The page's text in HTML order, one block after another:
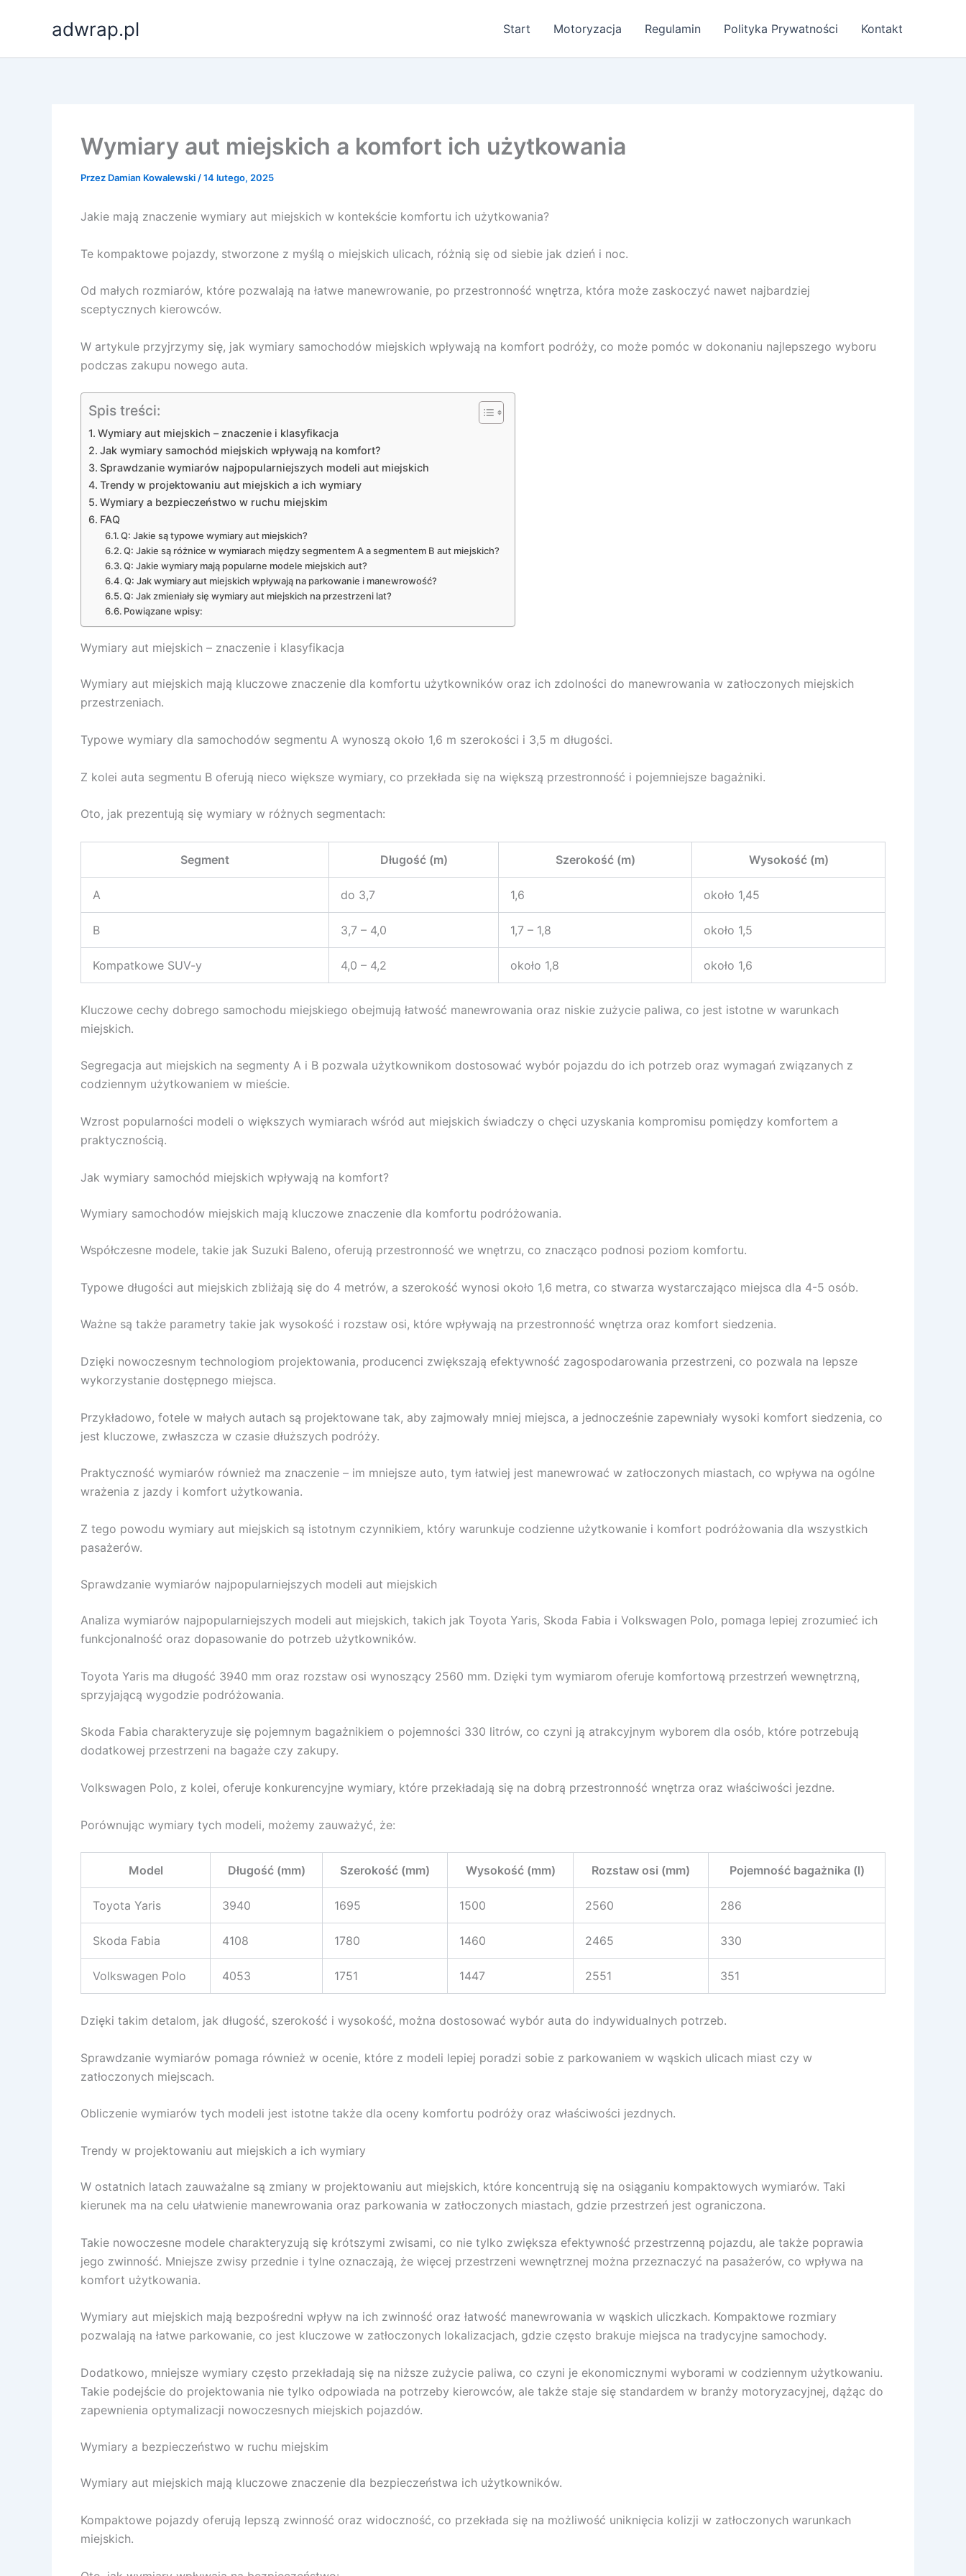
adwrap.pl Start Motoryzacja Regulamin Polityka Prywatności Kontakt
Wymiary aut miejskich a komfort ich użytkowania
Przez Damian Kowalewski /14 lutego, 2025
Jakie mają znaczenie wymiary aut miejskich w kontekście komfortu ich użytkowania?
Te kompaktowe pojazdy, stworzone z myślą o miejskich ulicach, różnią się od siebie jak dzień i noc.
Od małych rozmiarów, które pozwalają na łatwe manewrowanie, po przestronność wnętrza, która może zaskoczyć nawet najbardziej
sceptycznych kierowców.
W artykule przyjrzymy się, jak wymiary samochodów miejskich wpływają na komfort podróży, co może pomóc w dokonaniu najlepszego wyboru
podczas zakupu nowego auta.
Spis treści:
Wymiary aut miejskich – znaczenie i klasyfikacja
Jak wymiary samochód miejskich wpływają na komfort?
Sprawdzanie wymiarów najpopularniejszych modeli aut miejskich
Trendy w projektowaniu aut miejskich a ich wymiary
Wymiary a bezpieczeństwo w ruchu miejskim
FAQ
Q: Jakie są typowe wymiary aut miejskich?
Q: Jakie są różnice w wymiarach między segmentem A a segmentem B aut miejskich?
Q: Jakie wymiary mają popularne modele miejskich aut?
Q: Jak wymiary aut miejskich wpływają na parkowanie i manewrowość?
Q: Jak zmieniały się wymiary aut miejskich na przestrzeni lat?
Powiązane wpisy:
Wymiary aut miejskich – znaczenie i klasyfikacja
Wymiary aut miejskich mają kluczowe znaczenie dla komfortu użytkowników oraz ich zdolności do manewrowania w zatłoczonych miejskich
przestrzeniach.
Typowe wymiary dla samochodów segmentu A wynoszą około 1,6 m szerokości i 3,5 m długości.
Z kolei auta segmentu B oferują nieco większe wymiary, co przekłada się na większą przestronność i pojemniejsze bagażniki.
Oto, jak prezentują się wymiary w różnych segmentach:
Segment Długość (m) Szerokość (m) Wysokość (m)
A do 3,7 1,6 około 1,45
B 3,7 – 4,0 1,7 – 1,8 około 1,5
Kompatkowe SUV-y 4,0 – 4,2 około 1,8 około 1,6
Kluczowe cechy dobrego samochodu miejskiego obejmują łatwość manewrowania oraz niskie zużycie paliwa, co jest istotne w warunkach
miejskich.
Segregacja aut miejskich na segmenty A i B pozwala użytkownikom dostosować wybór pojazdu do ich potrzeb oraz wymagań związanych z
codziennym użytkowaniem w mieście.
Wzrost popularności modeli o większych wymiarach wśród aut miejskich świadczy o chęci uzyskania kompromisu pomiędzy komfortem a
praktycznością.
Jak wymiary samochód miejskich wpływają na komfort?
Wymiary samochodów miejskich mają kluczowe znaczenie dla komfortu podróżowania.
Współczesne modele, takie jak Suzuki Baleno, oferują przestronność we wnętrzu, co znacząco podnosi poziom komfortu.
Typowe długości aut miejskich zbliżają się do 4 metrów, a szerokość wynosi około 1,6 metra, co stwarza wystarczająco miejsca dla 4-5 osób.
Ważne są także parametry takie jak wysokość i rozstaw osi, które wpływają na przestronność wnętrza oraz komfort siedzenia.
Dzięki nowoczesnym technologiom projektowania, producenci zwiększają efektywność zagospodarowania przestrzeni, co pozwala na lepsze
wykorzystanie dostępnego miejsca.
Przykładowo, fotele w małych autach są projektowane tak, aby zajmowały mniej miejsca, a jednocześnie zapewniały wysoki komfort siedzenia, co
jest kluczowe, zwłaszcza w czasie dłuższych podróży.
Praktyczność wymiarów również ma znaczenie – im mniejsze auto, tym łatwiej jest manewrować w zatłoczonych miastach, co wpływa na ogólne
wrażenia z jazdy i komfort użytkowania.
Z tego powodu wymiary aut miejskich są istotnym czynnikiem, który warunkuje codzienne użytkowanie i komfort podróżowania dla wszystkich
pasażerów.
Sprawdzanie wymiarów najpopularniejszych modeli aut miejskich
Analiza wymiarów najpopularniejszych modeli aut miejskich, takich jak Toyota Yaris, Skoda Fabia i Volkswagen Polo, pomaga lepiej zrozumieć ich
funkcjonalność oraz dopasowanie do potrzeb użytkowników.
Toyota Yaris ma długość 3940 mm oraz rozstaw osi wynoszący 2560 mm. Dzięki tym wymiarom oferuje komfortową przestrzeń wewnętrzną,
sprzyjającą wygodzie podróżowania.
Skoda Fabia charakteryzuje się pojemnym bagażnikiem o pojemności 330 litrów, co czyni ją atrakcyjnym wyborem dla osób, które potrzebują
dodatkowej przestrzeni na bagaże czy zakupy.
Volkswagen Polo, z kolei, oferuje konkurencyjne wymiary, które przekładają się na dobrą przestronność wnętrza oraz właściwości jezdne.
Porównując wymiary tych modeli, możemy zauważyć, że:
Model Długość (mm) Szerokość (mm) Wysokość (mm) Rozstaw osi (mm) Pojemność bagażnika (l)
Toyota Yaris 3940 1695 1500 2560 286
Skoda Fabia 4108 1780 1460 2465 330
Volkswagen Polo 4053 1751 1447 2551 351
Dzięki takim detalom, jak długość, szerokość i wysokość, można dostosować wybór auta do indywidualnych potrzeb.
Sprawdzanie wymiarów pomaga również w ocenie, które z modeli lepiej poradzi sobie z parkowaniem w wąskich ulicach miast czy w
zatłoczonych miejscach.
Obliczenie wymiarów tych modeli jest istotne także dla oceny komfortu podróży oraz właściwości jezdnych.
Trendy w projektowaniu aut miejskich a ich wymiary
W ostatnich latach zauważalne są zmiany w projektowaniu aut miejskich, które koncentrują się na osiąganiu kompaktowych wymiarów. Taki
kierunek ma na celu ułatwienie manewrowania oraz parkowania w zatłoczonych miastach, gdzie przestrzeń jest ograniczona.
Takie nowoczesne modele charakteryzują się krótszymi zwisami, co nie tylko zwiększa efektywność przestrzenną pojazdu, ale także poprawia
jego zwinność. Mniejsze zwisy przednie i tylne oznaczają, że więcej przestrzeni wewnętrznej można przeznaczyć na pasażerów, co wpływa na
komfort użytkowania.
Wymiary aut miejskich mają bezpośredni wpływ na ich zwinność oraz łatwość manewrowania w wąskich uliczkach. Kompaktowe rozmiary
pozwalają na łatwe parkowanie, co jest kluczowe w zatłoczonych lokalizacjach, gdzie często brakuje miejsca na tradycyjne samochody.
Dodatkowo, mniejsze wymiary często przekładają się na niższe zużycie paliwa, co czyni je ekonomicznymi wyborami w codziennym użytkowaniu.
Takie podejście do projektowania nie tylko odpowiada na potrzeby kierowców, ale także staje się standardem w branży motoryzacyjnej, dążąc do
zapewnienia optymalizacji nowoczesnych miejskich pojazdów.
Wymiary a bezpieczeństwo w ruchu miejskim
Wymiary aut miejskich mają kluczowe znaczenie dla bezpieczeństwa ich użytkowników.
Kompaktowe pojazdy oferują lepszą zwinność oraz widoczność, co przekłada się na możliwość uniknięcia kolizji w zatłoczonych warunkach
miejskich.